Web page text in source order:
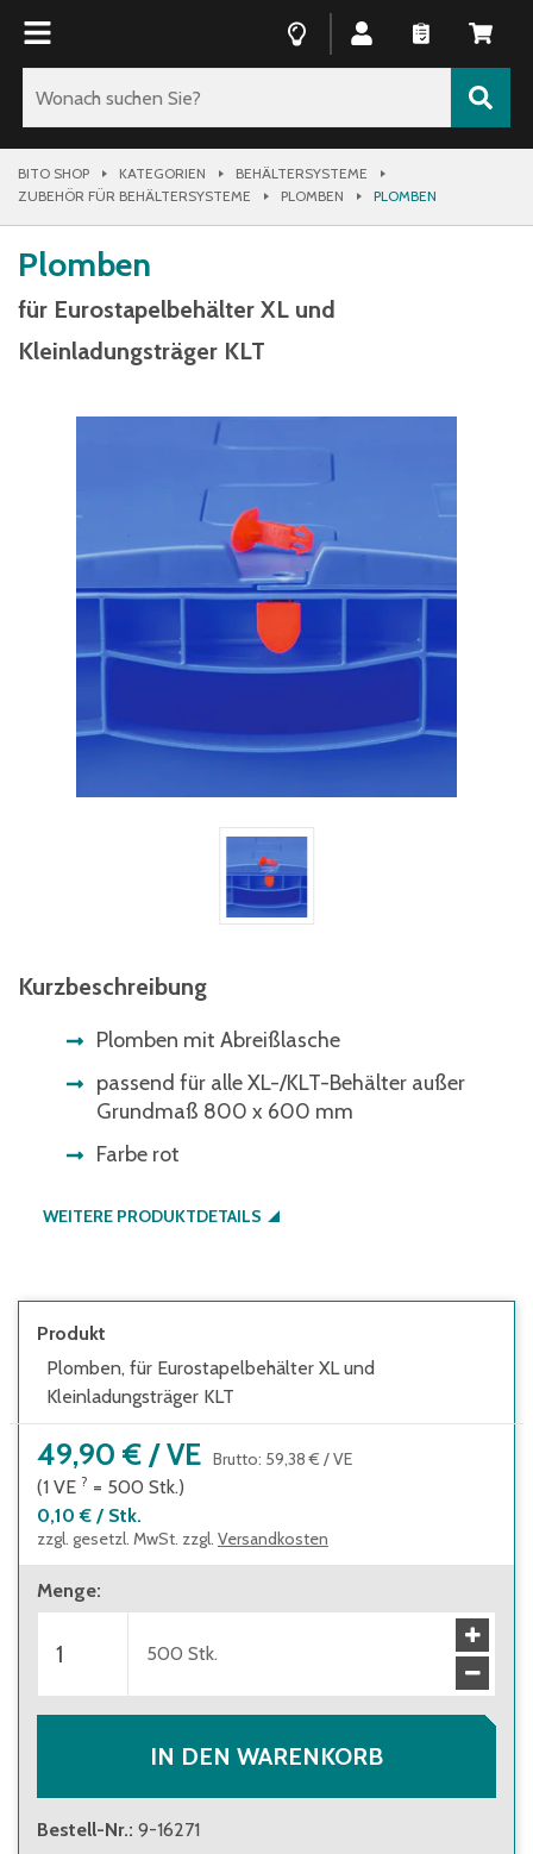
BITO SHOP KATEGORIEN
BEHÄLTERSYSTEME
ZUBEHÖR FÜR BEHÄLTERSYSTEME
PLOMBEN PLOMBEN
Plomben
für Eurostapelbehälter XL und
Kleinladungsträger KLT
Kurzbeschreibung
Plomben mit Abreißlasche
passend für alle XL-/KLT-Behälter außer
Grundmaß 800 x 600 mm
Farbe rot
WEITERE PRODUKTDETAILS
Produkt
Plomben, für Eurostapelbehälter XL und
Kleinladungsträger KLT
49,90 € /VE Brutto: 59,38 € /VE
(1 VE ? = 500 Stk.)
0,10 € / Stk.
zzgl. gesetzl. MwSt. zzgl. Versandkosten
Menge:
500 Stk.
IN DEN WARENKORB
Bestell-Nr.: 9-16271